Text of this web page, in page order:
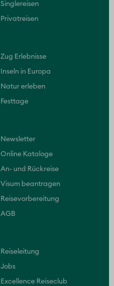
Singlereisen
Privatreisen
Zug Erlebnisse
Inseln in Europa
Natur erleben
Festtage
Newsletter
Online Kataloge
An- und Rückreise
Visum beantragen
Reisevorbereitung
AGB
Reiseleitung
Jobs
Excellence Reiseclub